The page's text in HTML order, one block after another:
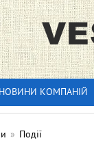
НОВИНИ КОМПАНІЙ
» Події